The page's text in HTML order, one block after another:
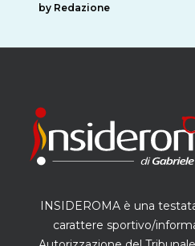
by Redazione
INSIDEROMA è una
carattere sportivo/